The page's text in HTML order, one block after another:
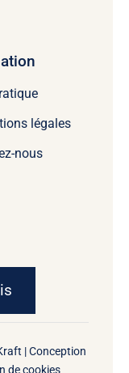
légales
nous
| Conception
de cookies